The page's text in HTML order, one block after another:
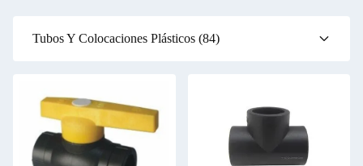
Tubos Y Colocaciones Plásticos (84)